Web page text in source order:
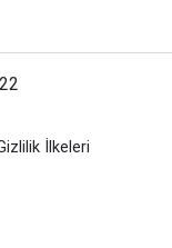
İlkeleri